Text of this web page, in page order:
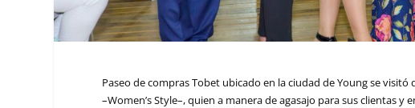
Paseo de compras Tobet ubicado en la ciudad de Young se
–Women’s Style–, quien a manera de agasajo para sus clientas